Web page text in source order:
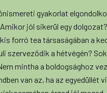
gyakorlat
jól sikerül egy
forró tea társaságában a
szerveződik a hétvégén?
mintha a boldogsághoz
van az, ha az egyedüllét